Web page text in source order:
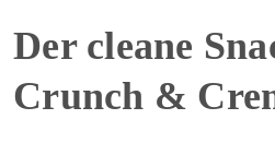
Der cleane
Crunch &